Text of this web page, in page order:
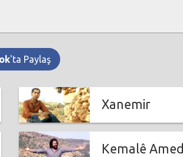
'ta Paylaş
Xanemir
Kemalê Amed